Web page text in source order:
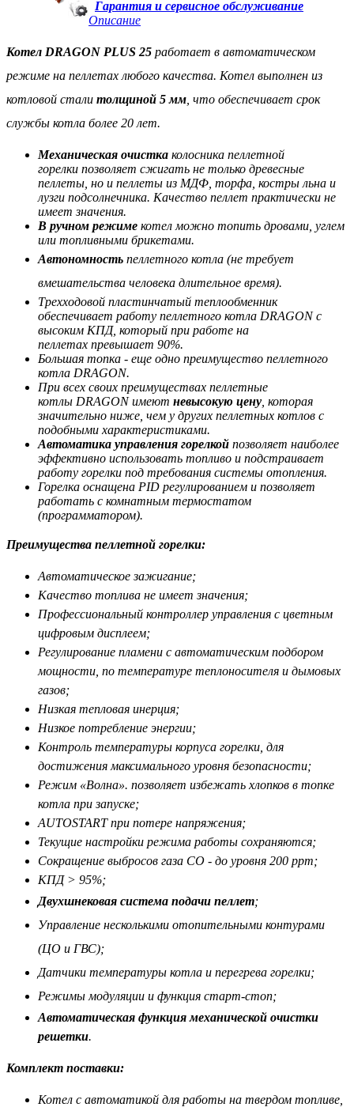
Гарантия и сервисное обслуживание
Описание
Котел DRAGON PLUS 25 работает в автоматическом
режиме на пеллетах любого качества. Котел выполнен из
котловой стали толщиной 5 мм , что обеспечивает срок
службы котла более 20 лет.
Механическая очистка колосника пеллетной
горелки позволяет сжигать не только древесные
пеллеты, но и пеллеты из МДФ, торфа, костры льна и
лузги подсолнечника. Качество пеллет практически не
имеет значения.
В ручном режиме котел можно топить дровами, углем
или топливными брикетами.
Автономность пеллетного котла (не требует
вмешательства человека длительное время).
Трехходовой пластинчатый теплообменник
обеспечивает работу пеллетного котла DRAGON с
высоким КПД, который при работе на
пеллетах превышает 90%.
Большая топка - еще одно преимущество пеллетного
котла DRAGON.
При всех своих преимуществах пеллетные
котлы DRAGON имеют невысокую цену , которая
значительно ниже, чем у других пеллетных котлов с
подобными характеристиками.
Автоматика управления горелкой позволяет наиболее
эффективно использовать топливо и подстраивает
работу горелки под требования системы отопления.
Горелка оснащена PID регулированием и позволяет
работать с комнатным термостатом
(программатором).
Преимущества пеллетной горелки:
Автоматическое зажигание;
Качество топлива не имеет значения;
Профессиональный контроллер управления с цветным
цифровым дисплеем;
Регулирование пламени с автоматическим подбором
мощности, по температуре теплоносителя и дымовых
газов;
Низкая тепловая инерция;
Низкое потребление энергии;
Контроль температуры корпуса горелки, для
достижения максимального уровня безопасности;
Режим «Волна». позволяет избежать хлопков в топке
котла при запуске;
AUTOSTART при потере напряжения;
Текущие настройки режима работы сохраняются;
Сокращение выбросов газа CO - до уровня 200 ppm;
КПД > 95%;
Двухшнековая система подачи пеллет;
Управление несколькими отопительными контурами
(ЦО и ГВС);
Датчики температуры котла и перегрева горелки;
Режимы модуляции и функция старт-стоп;
Автоматическая функция механической очистки
решетки.
Комплект поставки:
Котел с автоматикой для работы на твердом топливе,